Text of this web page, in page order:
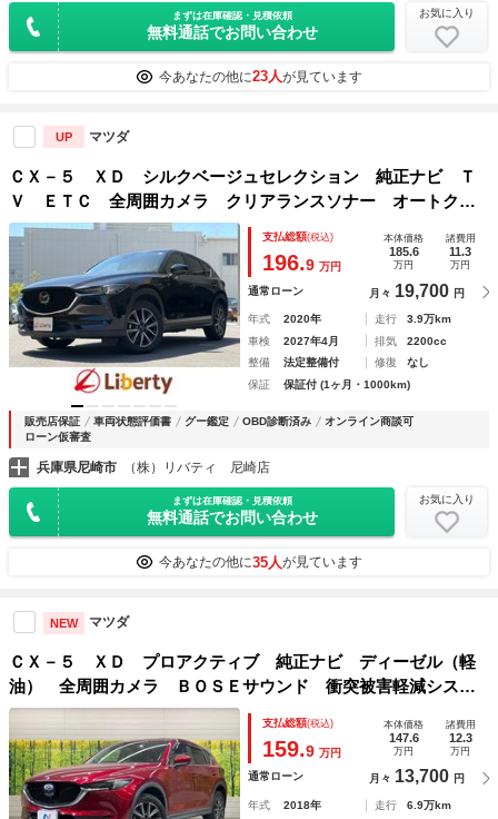
まずは在庫確認・見積依頼
無料通話でお問い合わせ
お気に入り
今あなたの他に23人が見ています
UP マツダ
ＣＸ－５ ＸＤ シルクベージュセレクション 純正ナビ Ｔ
Ｖ ＥＴＣ 全周囲カメラ クリアランスソナー オートクル
ーズコントロール レーンアシスト パワーシート 衝突被害
軽減システム オートライト ＬＥＤヘッドランプ
支払総額(税込)
196.9 万円
本体価格
185.6
万円
諸費用
11.3
万円
通常ローン 月々 19,700 円
年式 2020年 走行
3.9万km
車検
2027年4月 排気
2200cc
整備
法定整備付 修復
なし
保証
保証付 (1ヶ月・1000km)
販売店保証 車両状態評価書 グー鑑定 OBD診断済み
オンライン商談可
ローン仮審査
兵庫県尼崎市 （株）リバティ 尼崎店
まずは在庫確認・見積依頼
無料通話でお問い合わせ
お気に入り
今あなたの他に35人が見ています
NEW マツダ
ＣＸ－５ ＸＤ プロアクティブ 純正ナビ ディーゼル（軽
油） 全周囲カメラ ＢＯＳＥサウンド 衝突被害軽減システ
ム レーダークルーズ 禁煙車 ドラレコ コーナーセンサ
ー ＬＥＤヘッド ビルトインＥＴＣ
支払総額(税込)
159.9 万円
本体価格
147.6
万円
諸費用
12.3
万円
通常ローン 月々 13,700 円
年式 2018年 走行
6.9万km